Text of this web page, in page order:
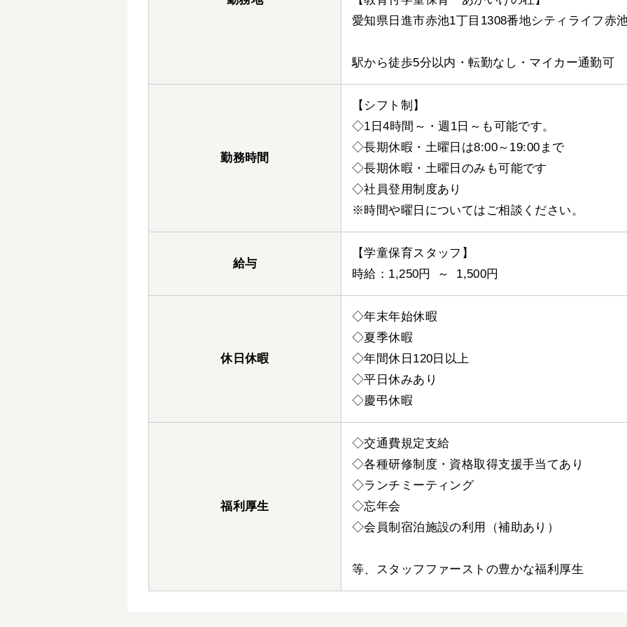
愛知県日進市赤池1丁目1308番地シティライフ赤
駅から徒歩5分以内・転勤なし・マイカー通勤可
勤務時間
【シフト制】
◇1日4時間～・週1日～も可能です。
◇長期休暇・土曜日は8:00～19:00まで
◇長期休暇・土曜日のみも可能です
◇社員登用制度あり
※時間や曜日についてはご相談ください。
給与
【学童保育スタッフ】
時給：1,250円 ～ 1,500円
休日休暇
◇年末年始休暇
◇夏季休暇
◇年間休日120日以上
◇平日休みあり
◇慶弔休暇
福利厚生
◇交通費規定支給
◇各種研修制度・資格取得支援手当てあり
◇ランチミーティング
◇忘年会
◇会員制宿泊施設の利用（補助あり）
等、スタッフファーストの豊かな福利厚生